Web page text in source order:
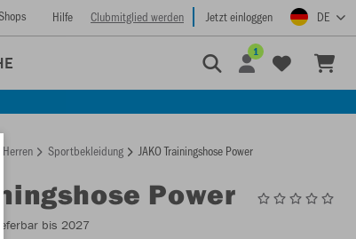
Hilfe Clubmitglied werden Jetzt einloggen DE
1
Herren Sportbekleidung JAKO Trainingshose Power
Power
bis 2027